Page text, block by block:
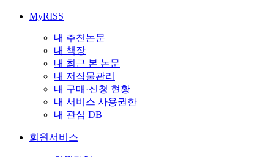
MyRISS
내 추천논문
내 책장
내 최근 본 논문
내 저작물관리
내 구매·신청 현황
내 서비스 사용권한
내 관심 DB
회원서비스